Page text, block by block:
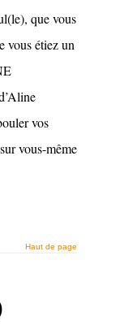
que vous
vous étiez un
vos
vous-même
Haut de page